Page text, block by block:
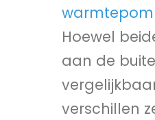
Hoewel
aan de
verschillen